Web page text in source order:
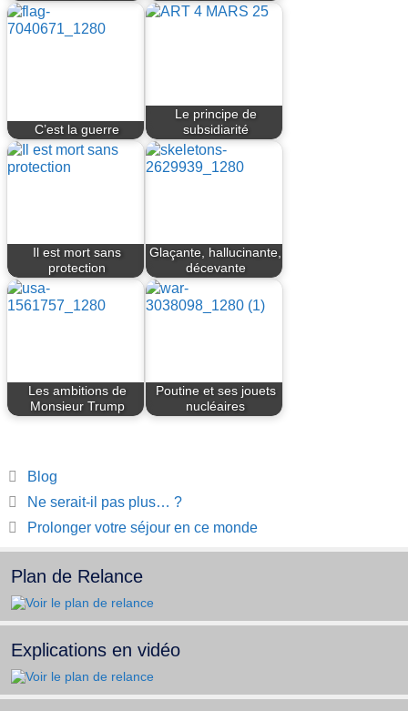
C’est la guerre
Le principe de
subsidiarité
Il est mort sans
protection
Glaçante, hallucinante,
décevante
Les ambitions de
Monsieur Trump
Poutine et ses jouets
nucléaires
Catégories
Blog
Ne serait-il pas plus… ?
Prolonger votre séjour en ce monde
Plan de Relance
Explications en vidéo